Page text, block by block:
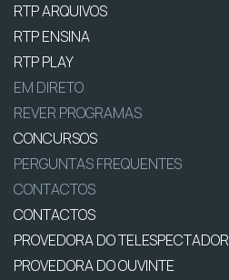
RTP ARQUIVOS
RTP ENSINA
RTP PLAY
EM DIRETO
REVER PROGRAMAS
CONCURSOS
PERGUNTAS FREQUENTES
CONTACTOS
CONTACTOS
PROVEDORA DO TELESPECTADOR
PROVEDORA DO OUVINTE